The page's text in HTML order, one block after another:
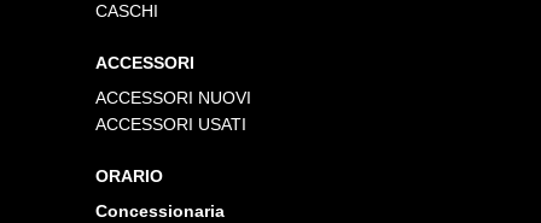
CASCHI
ACCESSORI
ACCESSORI NUOVI
ACCESSORI USATI
ORARIO
Concessionaria